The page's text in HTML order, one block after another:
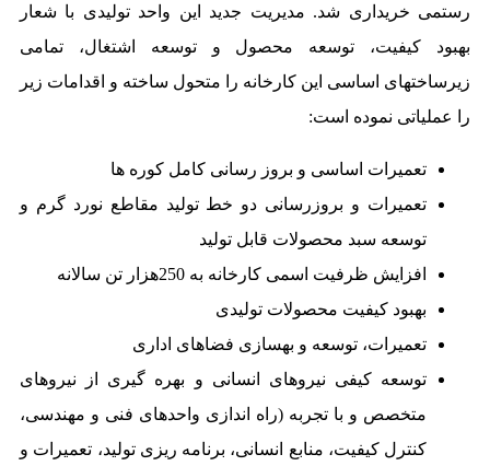
رستمی خریداری شد. مدیریت جدید این واحد تولیدی با شعار
بهبود کیفیت، توسعه محصول و توسعه اشتغال، تمامی
زیرساختهای اساسی این کارخانه را متحول ساخته و اقدامات زیر
را عملیاتی نموده است:
تعمیرات اساسی و بروز رسانی کامل کوره ها
تعمیرات و بروزرسانی دو خط تولید مقاطع نورد گرم و
توسعه سبد محصولات قابل تولید
افزایش ظرفیت اسمی کارخانه به 250هزار تن سالانه
بهبود کیفیت محصولات تولیدی
تعمیرات، توسعه و بهسازی فضاهای اداری
توسعه کیفی نیروهای انسانی و بهره گیری از نیروهای
متخصص و با تجربه (راه اندازی واحدهای فنی و مهندسی،
کنترل کیفیت، منابع انسانی، برنامه ریزی تولید، تعمیرات و